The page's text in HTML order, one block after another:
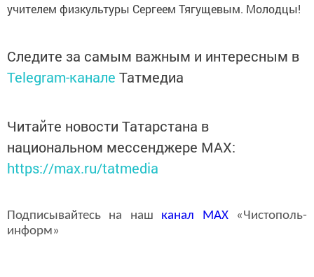
учителем физкультуры Сергеем Тягущевым. Молодцы!
Следите за самым важным и интересным в
Telegram-канале Татмедиа
Читайте новости Татарстана в
национальном мессенджере MАХ:
https://max.ru/tatmedia
Подписывайтесь на наш канал MAX«Чистополь-
информ»